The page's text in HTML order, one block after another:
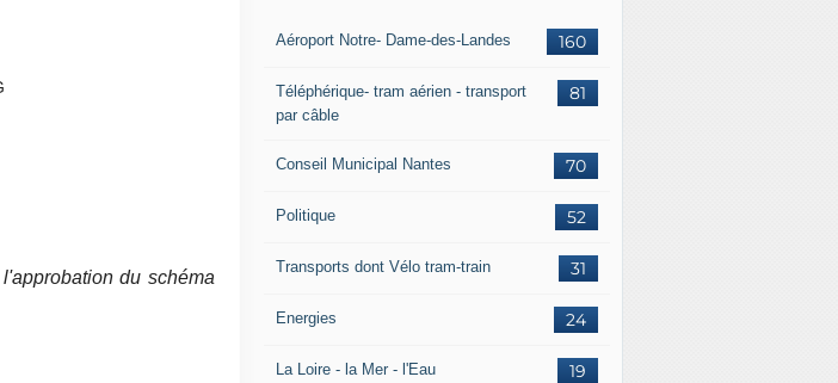
du schéma
160
Aéroport Notre- Dame-des-Landes
81
Téléphérique- tram aérien - transport
par câble
70
Conseil Municipal Nantes
52
Politique
31
Transports dont Vélo tram-train
24
Energies
19
La Loire - la Mer - l'Eau